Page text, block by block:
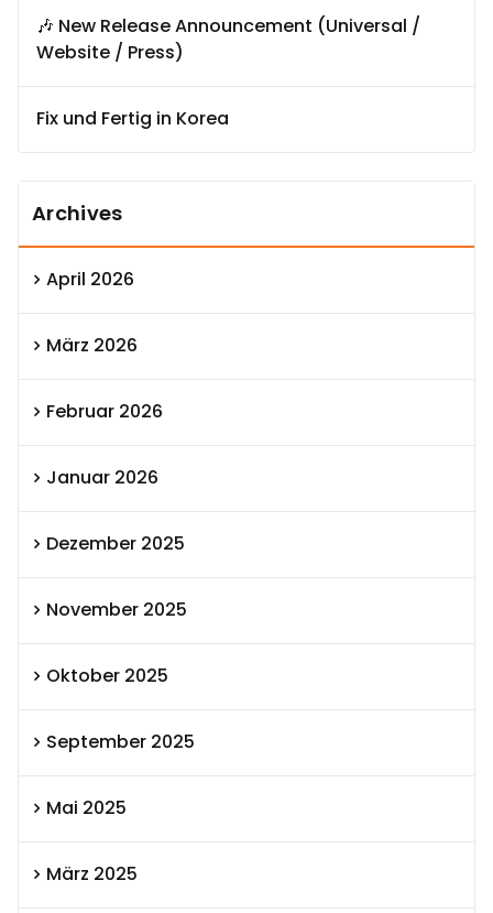
🎶 New Release Announcement (Universal /
Website / Press)
Fix und Fertig in Korea
Archives
April 2026
März 2026
Februar 2026
Januar 2026
Dezember 2025
November 2025
Oktober 2025
September 2025
Mai 2025
März 2025